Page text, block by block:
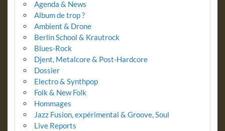
Agenda & News
Album de trop ?
Ambient & Drone
Berlin School & Krautrock
Blues-Rock
Djent, Metalcore & Post-Hardcore
Dossier
Electro & Synthpop
Folk & New Folk
Hommages
Jazz Fusion, expérimental & Groove, Soul
Live Reports